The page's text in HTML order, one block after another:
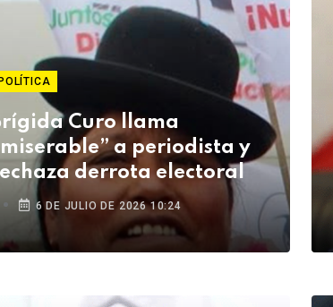
POLÍTICA
Curo llama
a periodista y
derrota electoral
6 DE JULIO DE 2026 10:24